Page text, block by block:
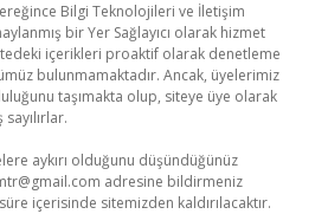
Bilgi Teknolojileri ve İletişim
bir Yer Sağlayıcı olarak hizmet
içerikleri proaktif olarak denetleme
bulunmamaktadır. Ancak, üyelerimiz
taşımakta olup, siteye üye olarak
aykırı olduğunu düşündüğünüz
adresine bildirmeniz
içerisinde sitemizden kaldırılacaktır.